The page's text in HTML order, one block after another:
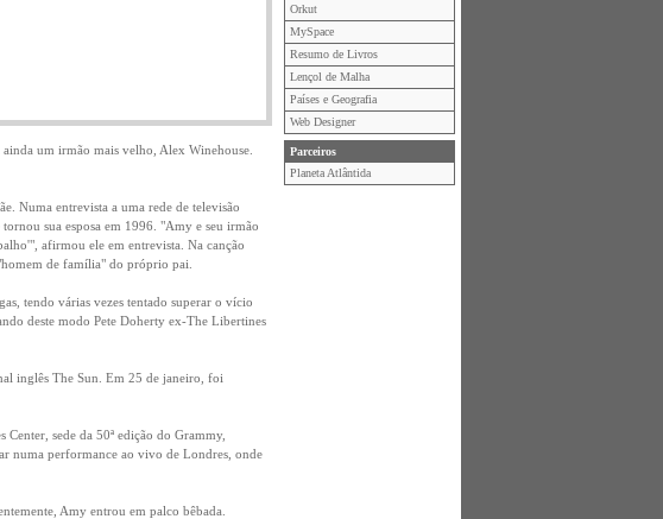
um irmão mais velho, Alex Winehouse.
Numa entrevista a uma rede de televisão
sua esposa em 1996. "Amy e seu irmão
afirmou ele em entrevista. Na canção
de família" do próprio pai.
tendo várias vezes tentado superar o vício
deste modo Pete Doherty ex-The Libertines
inglês The Sun. Em 25 de janeiro, foi
sede da 50ª edição do Grammy,
numa performance ao vivo de Londres, onde
Amy entrou em palco bêbada.
Orkut
MySpace
Resumo de Livros
Lençol de Malha
Países e Geografia
Web Designer
Parceiros
Planeta Atlântida